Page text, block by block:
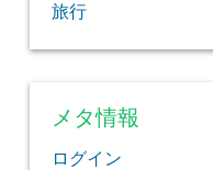
旅行
メタ情報
ログイン